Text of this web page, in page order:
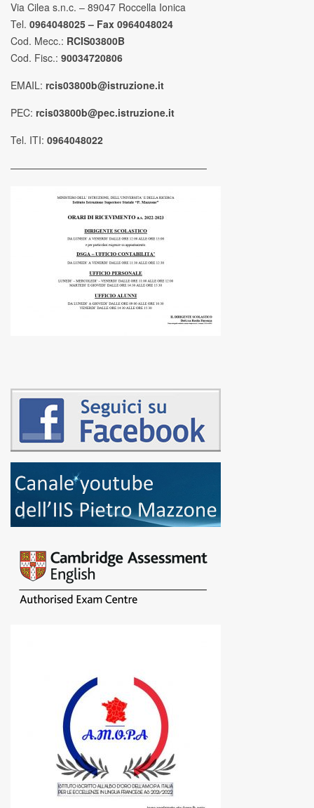
Via Cilea s.n.c. – 89047 Roccella Ionica
Tel. 0964048025 – Fax 0964048024
Cod. Mecc.: RCIS03800B
Cod. Fisc.: 90034720806
EMAIL: rcis03800b@istruzione.it
PEC: rcis03800b@pec.istruzione.it
Tel. ITI: 0964048022
————————————————————